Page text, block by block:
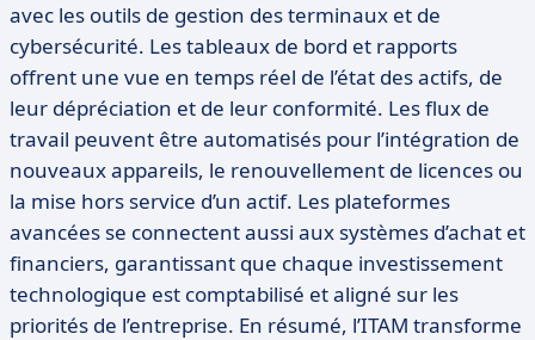
avec les outils de gestion des terminaux et de
cybersécurité. Les tableaux de bord et rapports
offrent une vue en temps réel de l’état des actifs, de
leur dépréciation et de leur conformité. Les flux de
travail peuvent être automatisés pour l’intégration de
nouveaux appareils, le renouvellement de licences ou
la mise hors service d’un actif. Les plateformes
avancées se connectent aussi aux systèmes d’achat et
financiers, garantissant que chaque investissement
technologique est comptabilisé et aligné sur les
priorités de l’entreprise. En résumé, l’ITAM transforme